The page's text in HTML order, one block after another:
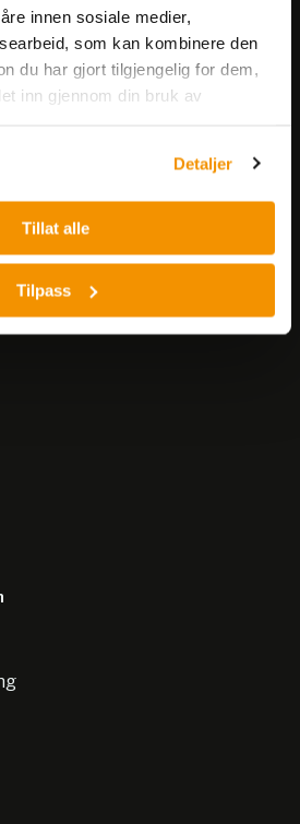
innen sosiale medier,
som kan kombinere den
du har gjort tilgjengelig for dem,
inn gjennom din bruk av
Detaljer
Tillat alle
Tilpass